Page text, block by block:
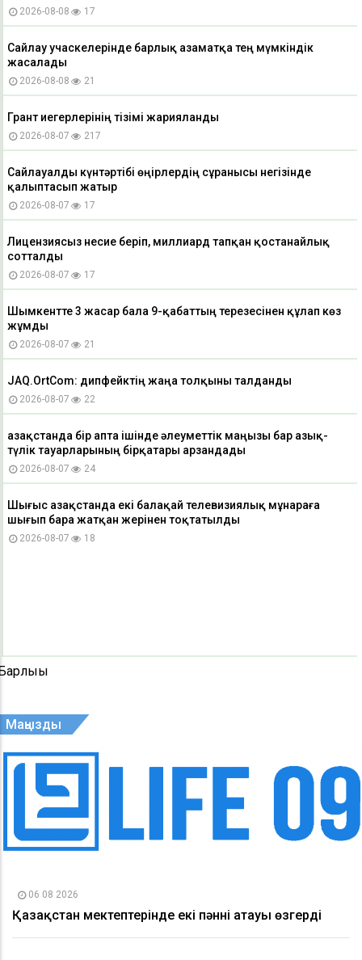
2026-08-08 17
Сайлау учаскелерінде барлық азаматқа тең мүмкіндік
жасалады
2026-08-08 21
Грант иегерлерінің тізімі жарияланды
2026-08-07 217
Сайлауалды күнтәртібі өңірлердің сұранысы негізінде
қалыптасып жатыр
2026-08-07 17
Лицензиясыз несие беріп, миллиард тапқан қостанайлық
сотталды
2026-08-07 17
Шымкентте 3 жасар бала 9-қабаттың терезесінен құлап көз
жұмды
2026-08-07 21
JAQ.OrtCom: дипфейктің жаңа толқыны талданды
2026-08-07 22
Қазақстанда бір апта ішінде әлеуметтік маңызы бар азық-
түлік тауарларының бірқатары арзандады
2026-08-07 24
Шығыс Қазақстанда екі балақай телевизиялық мұнараға
шығып бара жатқан жерінен тоқтатылды
2026-08-07 18
Маңызды
06 08 2026
Қазақстан мектептерінде екі пәннің атауы өзгерді